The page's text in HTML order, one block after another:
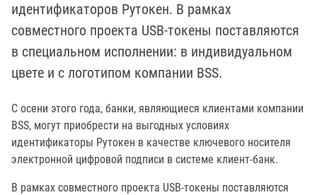
идентификаторов Рутокен. В рамках
совместного проекта USB-токены поставляются
в специальном исполнении: в индивидуальном
цвете и с логотипом компании BSS.
С осени этого года, банки, являющиеся клиентами компании
BSS, могут приобрести на выгодных условиях
идентификаторы Рутокен в качестве ключевого носителя
электронной цифровой подписи в системе клиент-банк.
В рамках совместного проекта USB-токены поставляются